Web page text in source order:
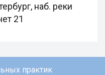
наб. реки
21
практик